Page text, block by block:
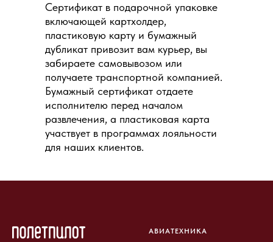
Сертификат в подарочной упаковке
включающей картхолдер,
пластиковую карту и бумажный
дубликат привозит вам курьер, вы
забираете самовывозом или
получаете транспортной компанией.
Бумажный сертификат отдаете
исполнителю перед началом
развлечения, а пластиковая карта
участвует в программах лояльности
для наших клиентов.
АВИАТЕХНИКА